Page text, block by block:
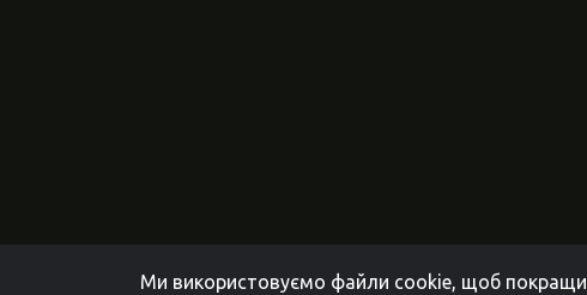
Ми використовуємо файли cookie, щоб